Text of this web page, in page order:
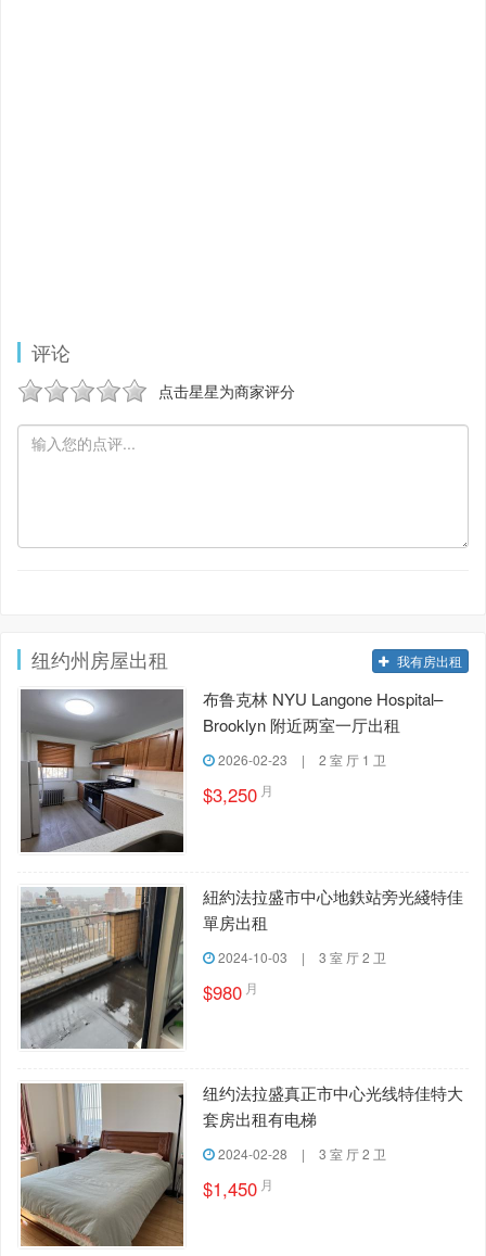
评论
点击星星为商家评分
纽约州房屋出租 我有房出租
布鲁克林 NYU Langone Hospital–
Brooklyn 附近两室一厅出租
2026-02-23 | 2 室 厅 1 卫
$3,250 月
紐約法拉盛市中心地鉄站旁光綫特佳
單房出租
2024-10-03 | 3 室 厅 2 卫
$980 月
纽约法拉盛真正市中心光线特佳特大
套房出租有电梯
2024-02-28 | 3 室 厅 2 卫
$1,450 月